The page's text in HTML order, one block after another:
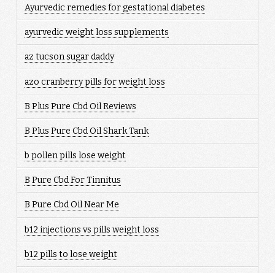
Ayurvedic remedies for gestational diabetes
ayurvedic weight loss supplements
az tucson sugar daddy
azo cranberry pills for weight loss
B Plus Pure Cbd Oil Reviews
B Plus Pure Cbd Oil Shark Tank
b pollen pills lose weight
B Pure Cbd For Tinnitus
B Pure Cbd Oil Near Me
b12 injections vs pills weight loss
b12 pills to lose weight